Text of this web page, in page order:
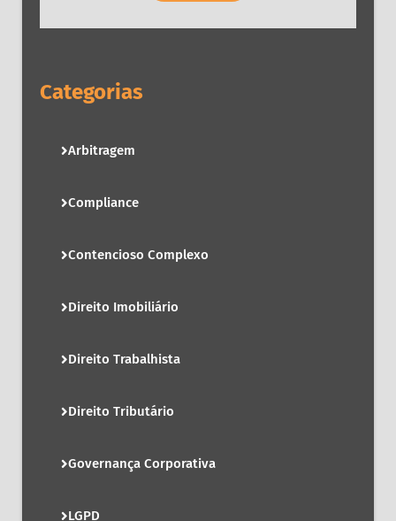
Categorias
Arbitragem
Compliance
Contencioso Complexo
Direito Imobiliário
Direito Trabalhista
Direito Tributário
Governança Corporativa
LGPD